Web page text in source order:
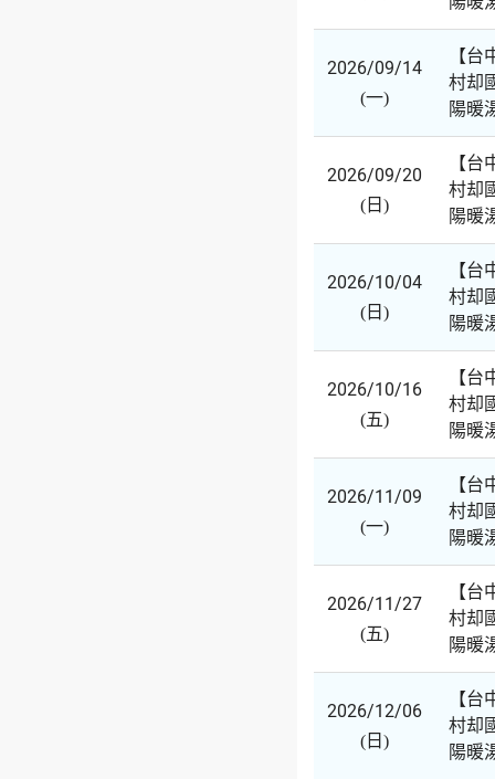
2026/09/14
(一)
【
村却
陽暖
2026/09/20
(日)
【
村却
陽暖
2026/10/04
(日)
【
村却
陽暖
2026/10/16
(五)
【
村却
陽暖
2026/11/09
(一)
【
村却
陽暖
2026/11/27
(五)
【
村却
陽暖
2026/12/06
(日)
【
村却
陽暖